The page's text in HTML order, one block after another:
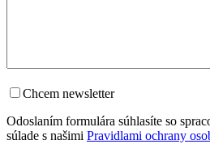
Chcem newsletter
Odoslaním formulára súhlasíte so
súlade s našimi Pravidlami ochrany